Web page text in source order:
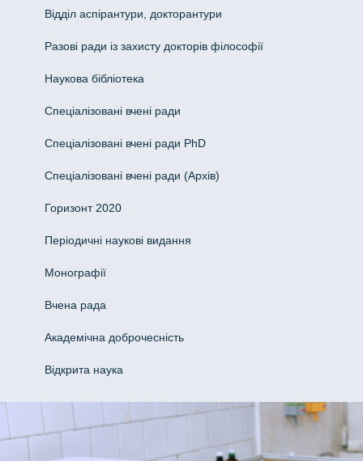
Відділ аспірантури, докторантури
Разові ради із захисту докторів філософії
Наукова бібліотека
Спеціалізовані вчені ради
Спеціалізовані вчені ради PhD
Спеціалізовані вчені ради (Архів)
Горизонт 2020
Періодичні наукові видання
Монографії
Вчена рада
Академічна доброчесність
Відкрита наука